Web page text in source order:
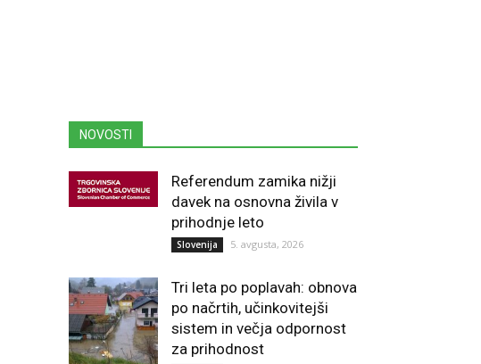
NOVOSTI
Referendum zamika nižji
davek na osnovna živila v
prihodnje leto
Slovenija 5. avgusta, 2026
Tri leta po poplavah: obnova
po načrtih, učinkovitejši
sistem in večja odpornost
za prihodnost